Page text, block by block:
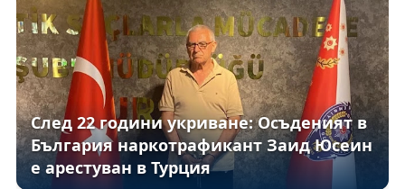
След 22 години укриване: Осъденият в
България наркотрафикант Заид Юсеин
е арестуван в Турция